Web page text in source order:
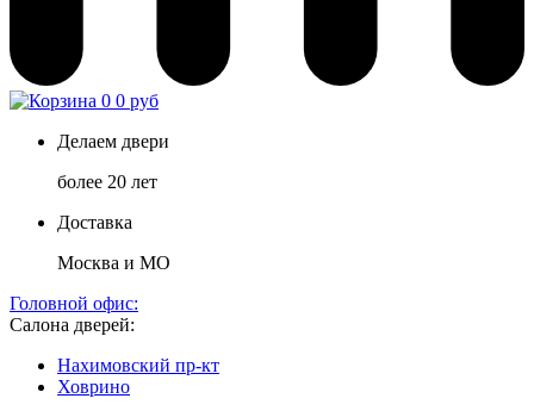
0 0 руб
Делаем двери
более 20 лет
Доставка
Москва и МО
Головной офис:
Салона дверей:
Нахимовский пр-кт
Ховрино